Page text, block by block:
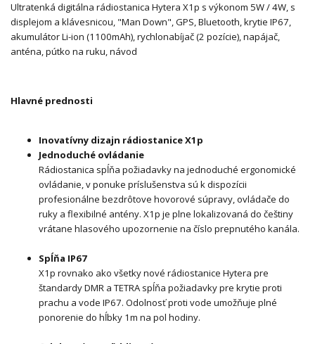
Ultratenká digitálna rádiostanica Hytera X1p s výkonom 5W / 4W, s
displejom a klávesnicou, "Man Down", GPS, Bluetooth, krytie IP67,
akumulátor Li-ion (1100mAh), rychlonabíjač (2 pozície), napájač,
anténa, pútko na ruku, návod
Hlavné prednosti
Inovatívny dizajn rádiostanice X1p
Jednoduché ovládanie
Rádiostanica spĺňa požiadavky na jednoduché ergonomické
ovládanie, v ponuke príslušenstva sú k dispozícii
profesionálne bezdrôtove hovorové súpravy, ovládače do
ruky a flexibilné antény. X1p je plne lokalizovaná do češtiny
vrátane hlasového upozornenie na číslo prepnutého kanála.
Spĺňa IP67
X1p rovnako ako všetky nové rádiostanice Hytera pre
štandardy DMR a TETRA spĺňa požiadavky pre krytie proti
prachu a vode IP67. Odolnosť proti vode umožňuje plné
ponorenie do hĺbky 1m na pol hodiny.